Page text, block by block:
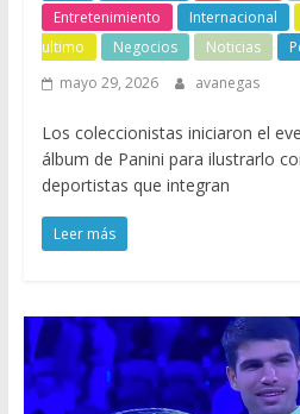
Entretenimiento
Internacional
ultimo
Negocios Noticias
mayo 29, 2026
avanegas
Los coleccionistas iniciaron el
álbum de Panini para ilustrarlo
deportistas que integran
Leer más